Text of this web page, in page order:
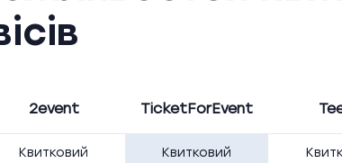
2event TicketForEvent
Квитковий
Квитковий